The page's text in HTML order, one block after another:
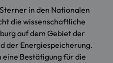
in den Nationalen
die wissenschaftliche
auf dem Gebiet der
der Energiespeicherung.
eine Bestätigung für die